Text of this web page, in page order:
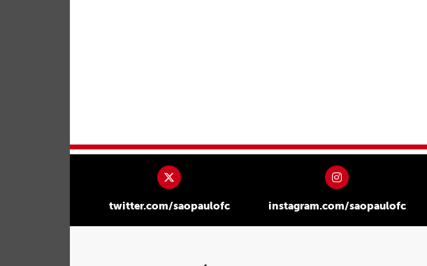
twitter.com/saopaulofc instagram.com/saopaulofc